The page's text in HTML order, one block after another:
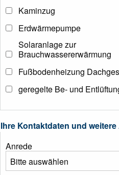
Kaminzug
Erdwärmepumpe
Solaranlage zur
Brauchwassererwärmung
Fußbodenheizung
geregelte Be- und
Ihre Kontaktdaten und
Anrede